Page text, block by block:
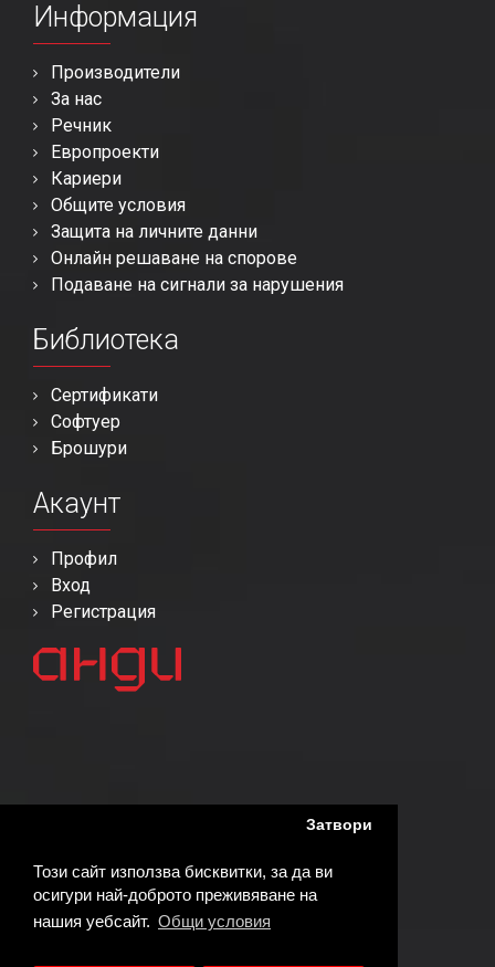
Този сайт използва бисквитки, за да ви
осигури най-доброто преживяване на
нашия уебсайт. Общи условия
Затвори
Информация
Производители
За нас
Речник
Европроекти
Кариери
Общите условия
Защита на личните данни
Онлайн решаване на спорове
Подаване на сигнали за нарушения
Библиотека
Сертификати
Софтуер
Брошури
Акаунт
Профил
Вход
Регистрация